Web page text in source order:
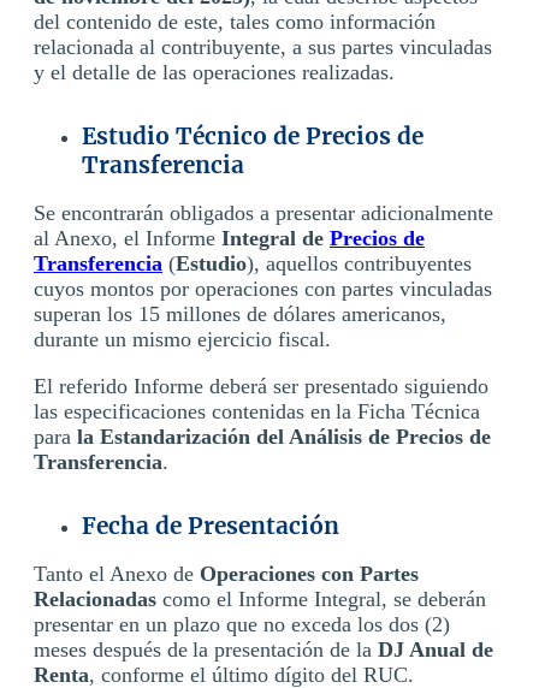
del contenido de este, tales como información
relacionada al contribuyente, a sus partes vinculadas
y el detalle de las operaciones realizadas.
Estudio Técnico de Precios de
Transferencia
Se encontrarán obligados a presentar adicionalmente
al Anexo, el Informe Integral de Precios de
Transferencia (Estudio), aquellos contribuyentes
cuyos montos por operaciones con partes vinculadas
superan los 15 millones de dólares americanos,
durante un mismo ejercicio fiscal.
El referido Informe deberá ser presentado siguiendo
las especificaciones contenidas en la Ficha Técnica
para la Estandarización del Análisis de Precios de
Transferencia.
Fecha de Presentación
Tanto el Anexo de Operaciones con Partes
Relacionadas como el Informe Integral, se deberán
presentar en un plazo que no exceda los dos (2)
meses después de la presentación de la DJ Anual de
Renta, conforme el último dígito del RUC.